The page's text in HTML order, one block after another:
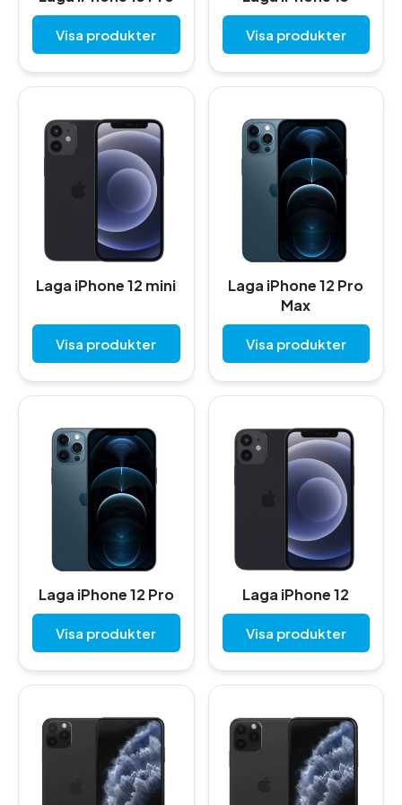
Visa produkter Visa produkter
Laga iPhone 12 mini
Visa produkter
Laga iPhone 12 Pro
Max
Visa produkter
Laga iPhone 12 Pro
Visa produkter
Laga iPhone 12
Visa produkter